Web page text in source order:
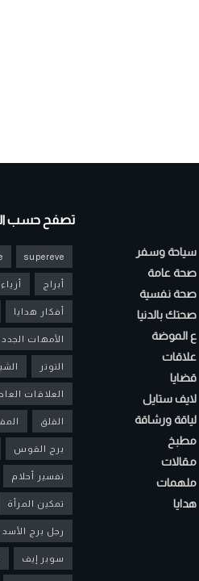
سياحة وسفر
صحة عامة
صحة نفسية
صحتك بالدنيا
ع الموضة
علاقات
قضايا
لايف ستايل
لياقة ورشاقة
مطبخ
مقالات
ملهمات
هدايا
تصفح حسب
supereve
أبراج أزياء
أفكار هدايا
الأمهات الجدد
التوتر
العلاقات
القلق
برج القوس
تفسير أحلام
تمكين المرأة
رجل برج الأسد
سوبر إيف